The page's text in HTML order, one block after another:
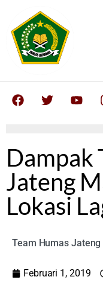
Dampak
Jateng
Lokasi
Team Humas Jateng
Februari 1, 2019